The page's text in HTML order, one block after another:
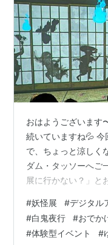
おはようございます
続いていますね💦
で、ちょっと涼しく
ダム・タッソーへご
展に行かない？」と
んと私と行きたいと
ても嬉しかったです
ょっと苦手なのです
#妖怪展 #デジタル
#白鬼夜行 #おでか
#体験型イベント #